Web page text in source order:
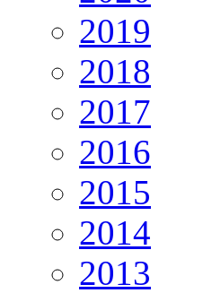
2019
2018
2017
2016
2015
2014
2013